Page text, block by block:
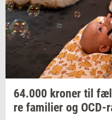
64.000 kro­ner til
re fa­mi­li­er og OCD-​